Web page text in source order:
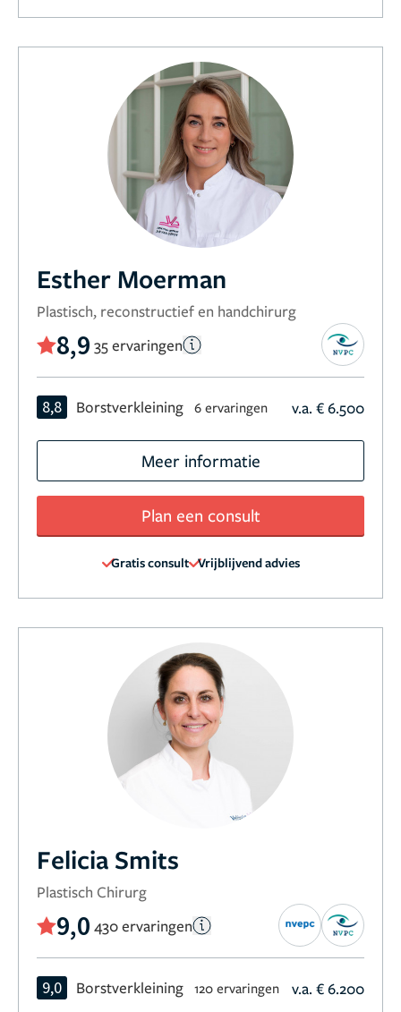
Esther Moerman
Plastisch, reconstructief en handchirurg
8,9 35 ervaringen
8,8 Borstverkleining 6 ervaringen v.a. € 6.500
Meer informatie
Plan een consult
Gratis consult Vrijblijvend advies
Felicia Smits
Plastisch Chirurg
9,0 430 ervaringen
9,0 Borstverkleining 120 ervaringen v.a. € 6.200